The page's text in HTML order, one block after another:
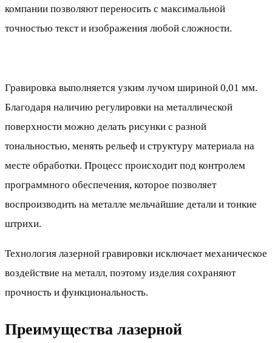
компании позволяют переносить с максимальной
точностью текст и изображения любой сложности.
Гравировка выполняется узким лучом шириной 0,01 мм.
Благодаря наличию регулировки на металлической
поверхности можно делать рисунки с разной
тональностью, менять рельеф и структуру материала на
месте обработки. Процесс происходит под контролем
программного обеспечения, которое позволяет
воспроизводить на металле мельчайшие детали и тонкие
штрихи.
Технология лазерной гравировки исключает механическое
воздействие на металл, поэтому изделия сохраняют
прочность и функциональность.
Преимущества лазерной